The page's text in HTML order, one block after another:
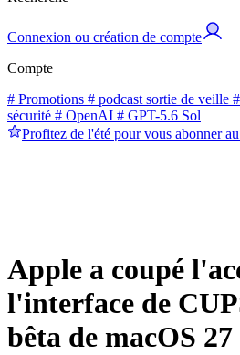
Connexion ou création de compte
Compte
# Promotions # podcast sortie de veille
sécurité # OpenAI # GPT-5.6 Sol
Profitez de l'été pour vous abonner
Apple a coupé
l'interface de
bêta de macOS